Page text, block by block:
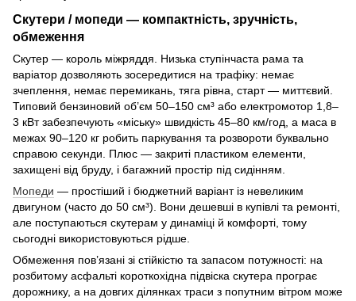
Скутери / мопеди — компактність, зручність,
обмеження
Скутер — король міжряддя. Низька ступінчаста рама та
варіатор дозволяють зосередитися на трафіку: немає
зчеплення, немає перемикань, тяга рівна, старт — миттєвий.
Типовий бензиновий об’єм 50–150 см³ або електромотор 1,8–
3 кВт забезпечують «міську» швидкість 45–80 км/год, а маса в
межах 90–120 кг робить паркування та розвороти буквально
справою секунди. Плюс — закриті пластиком елементи,
захищені від бруду, і багажний простір під сидінням.
Мопеди — простіший і бюджетний варіант із невеликим
двигуном (часто до 50 см³). Вони дешевші в купівлі та ремонті,
але поступаються скутерам у динаміці й комфорті, тому
сьогодні використовуються рідше.
Обмеження пов’язані зі стійкістю та запасом потужності: на
розбитому асфальті короткохідна підвіска скутера програє
дорожнику, а на довгих ділянках траси з попутним вітром може